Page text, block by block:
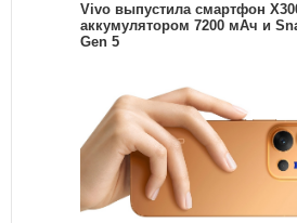
Vivo выпустила смартфон
аккумулятором 7200 мАч и
Gen 5